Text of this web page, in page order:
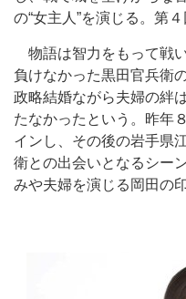
の“女主人”を演じる。第４
物語は智力をもって戦
負けなかった黒田官兵衛
政略結婚ながら夫婦の絆
たなかったという。昨年
インし、その後の岩手県
衛との出会いとなるシー
みや夫婦を演じる岡田の